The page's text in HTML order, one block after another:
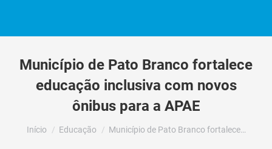
Município de Pato Branco fortalece
educação inclusiva com novos
ônibus para a APAE
Você está aqui:
Início Educação Município de Pato Branco fortalece…